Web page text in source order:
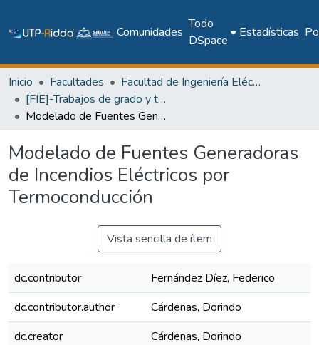
Comunidades
Todo
DSpace
Estadísticas
Inicio Facultades
Facultad de Ingeniería Eléctrica
[FIE]-Trabajos de grado y tesis
Modelado de Fuentes Generadoras de Incendios Eléctricos por Termoconducción
Modelado de Fuentes Generadoras
de Incendios Eléctricos por
Termoconducción
Vista sencilla de ítem
dc.contributor
Fernández Díez, Federico
dc.contributor.author
Cárdenas, Dorindo
dc.creator
Cárdenas, Dorindo